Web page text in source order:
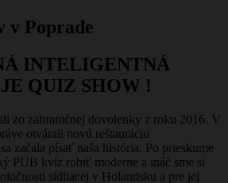
v Poprade
INTELIGENTNÁ
QUIZ SHOW !
zo zahraničnej dovolenky z roku 2016. V
otvárali novú reštauráciu
začala písať naša história. Po prieskume
PUB kvíz robiť moderne a ináč sme si
sídliacej v Holandsku a pre jej